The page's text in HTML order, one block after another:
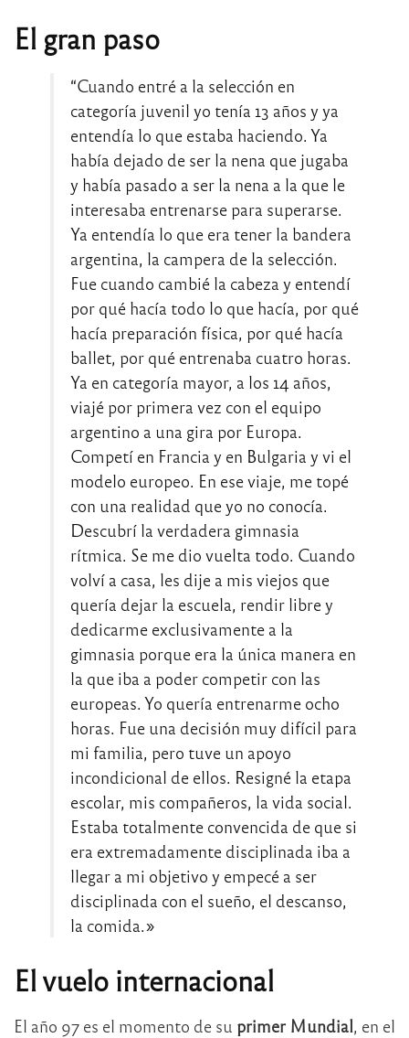
El gran paso
“Cuando entré a la selección en
categoría juvenil yo tenía 13 años y ya
entendía lo que estaba haciendo. Ya
había dejado de ser la nena que jugaba
y había pasado a ser la nena a la que le
interesaba entrenarse para superarse.
Ya entendía lo que era tener la bandera
argentina, la campera de la selección.
Fue cuando cambié la cabeza y entendí
por qué hacía todo lo que hacía, por qué
hacía preparación física, por qué hacía
ballet, por qué entrenaba cuatro horas.
Ya en categoría mayor, a los 14 años,
viajé por primera vez con el equipo
argentino a una gira por Europa.
Competí en Francia y en Bulgaria y vi el
modelo europeo. En ese viaje, me topé
con una realidad que yo no conocía.
Descubrí la verdadera gimnasia
rítmica. Se me dio vuelta todo. Cuando
volví a casa, les dije a mis viejos que
quería dejar la escuela, rendir libre y
dedicarme exclusivamente a la
gimnasia porque era la única manera en
la que iba a poder competir con las
europeas. Yo quería entrenarme ocho
horas. Fue una decisión muy difícil para
mi familia, pero tuve un apoyo
incondicional de ellos. Resigné la etapa
escolar, mis compañeros, la vida social.
Estaba totalmente convencida de que si
era extremadamente disciplinada iba a
llegar a mi objetivo y empecé a ser
disciplinada con el sueño, el descanso,
la comida.»
El vuelo internacional
El año 97 es el momento de su primer Mundial, en el